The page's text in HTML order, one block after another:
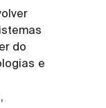
do
e